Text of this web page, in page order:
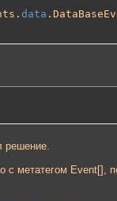
data
решение.
метатегом Event[],